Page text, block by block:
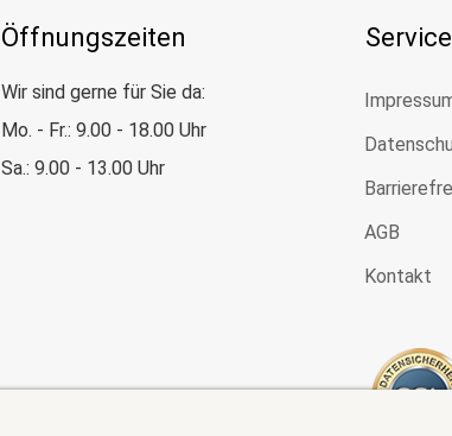
Öffnungszeiten
Wir sind gerne für Sie da:
Mo. - Fr.: 9.00 - 18.00 Uhr
Sa.: 9.00 - 13.00 Uhr
AGB
Kontakt